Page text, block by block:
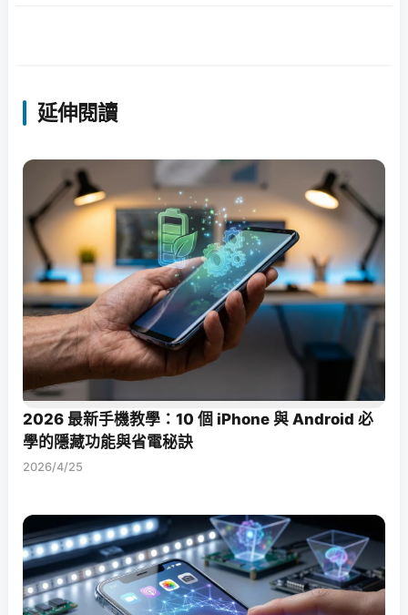
延伸閱讀
2026 最新手機教學：10 個 iPhone 與 Android 必
學的隱藏功能與省電秘訣
2026/4/25